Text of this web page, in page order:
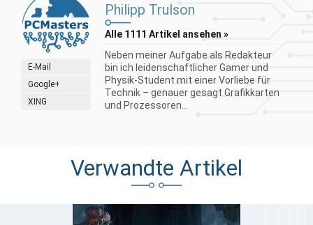
E-Mail
Google+
XING
Philipp Trulson
Alle 1111 Artikel ansehen »
Neben meiner Aufgabe als Redakteur
bin ich leidenschaftlicher Gamer und
Physik-Student mit einer Vorliebe für
Technik – genauer gesagt Grafikkarten
und Prozessoren...
Verwandte Artikel